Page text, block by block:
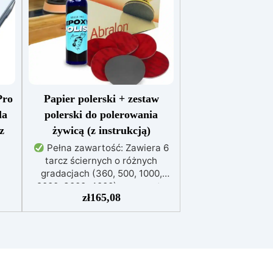
Papier polerski + zestaw
polerski do polerowania
żywicą (z instrukcją)
Pełna zawartość: Zawiera 6
tarcz ściernych o różnych
gradacjach (360, 500, 1000,
2000, 3000, 4000) oraz pastę
polerską EpoxyPolish do
perfekcyjnego wykończenia.
zł165,08